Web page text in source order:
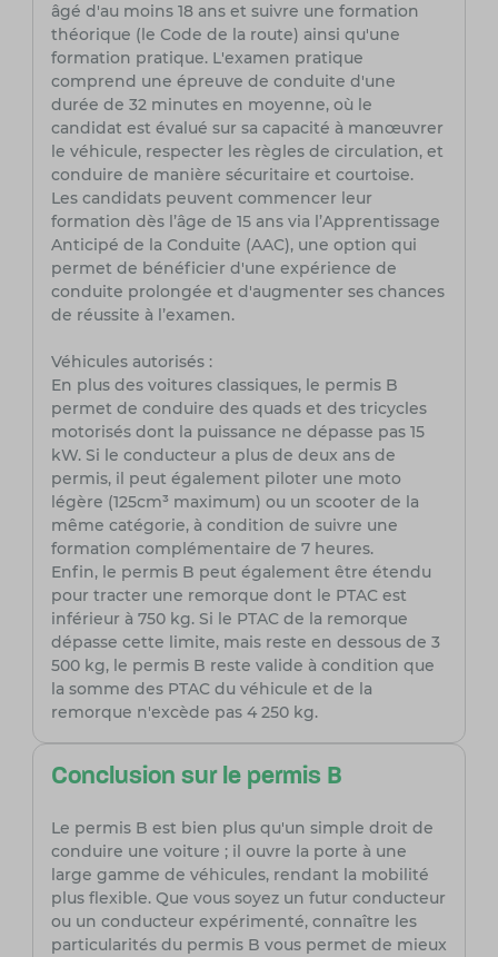
âgé d'au moins 18 ans et suivre une formation
théorique (le Code de la route) ainsi qu'une
formation pratique. L'examen pratique
comprend une épreuve de conduite d'une
durée de 32 minutes en moyenne, où le
candidat est évalué sur sa capacité à manœuvrer
le véhicule, respecter les règles de circulation, et
conduire de manière sécuritaire et courtoise.
Les candidats peuvent commencer leur
formation dès l’âge de 15 ans via l’Apprentissage
Anticipé de la Conduite (AAC), une option qui
permet de bénéficier d'une expérience de
conduite prolongée et d'augmenter ses chances
de réussite à l’examen.
Véhicules autorisés :
En plus des voitures classiques, le permis B
permet de conduire des quads et des tricycles
motorisés dont la puissance ne dépasse pas 15
kW. Si le conducteur a plus de deux ans de
permis, il peut également piloter une moto
légère (125cm³ maximum) ou un scooter de la
même catégorie, à condition de suivre une
formation complémentaire de 7 heures.
Enfin, le permis B peut également être étendu
pour tracter une remorque dont le PTAC est
inférieur à 750 kg. Si le PTAC de la remorque
dépasse cette limite, mais reste en dessous de 3
500 kg, le permis B reste valide à condition que
la somme des PTAC du véhicule et de la
remorque n'excède pas 4 250 kg.
Conclusion sur le permis B
Le permis B est bien plus qu'un simple droit de
conduire une voiture ; il ouvre la porte à une
large gamme de véhicules, rendant la mobilité
plus flexible. Que vous soyez un futur conducteur
ou un conducteur expérimenté, connaître les
particularités du permis B vous permet de mieux